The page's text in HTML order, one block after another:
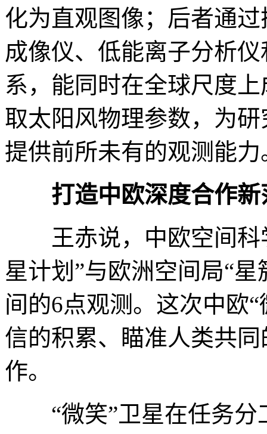
化为直观图像；后者通
成像仪、低能离子分析
系，能同时在全球尺度
取太阳风物理参数，为
提供前所未有的观测能力
打造中欧深度合作新
王赤说，中欧空间科
星计划”与欧洲空间局“
间的6点观测。这次中欧
信的积累、瞄准人类共
作。
“微笑”卫星在任务分